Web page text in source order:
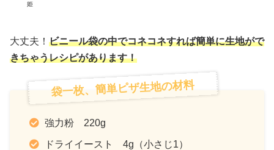
姫
大丈夫！ ビニール袋の中でコネコネすれば簡単に生地がで
きちゃうレシピがあります！
袋一枚、簡単ピザ生地の材料
強力粉 220g
ドライイースト 4g（小さじ1）